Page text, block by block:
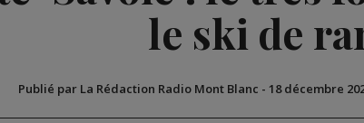
le ski de
Publié par La Rédaction Radio Mont Blanc - 18 décembre